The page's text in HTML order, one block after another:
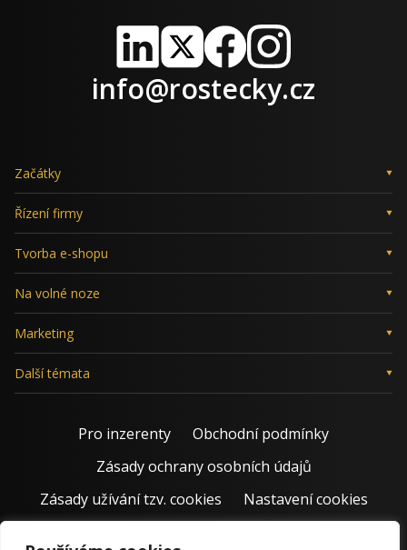
LinkedIn
X FacebookInstagram
info@rostecky.cz
Začátky
Řízení firmy
Tvorba e-shopu
Na volné noze
Marketing
Další témata
Pro inzerenty
Obchodní podmínky
Zásady ochrany osobních údajů
Zásady užívání tzv. cookies
Nastavení cookies